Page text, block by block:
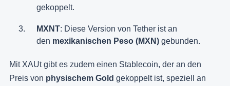
gekoppelt.
MXNT: Diese Version von Tether ist an
den mexikanischen Peso (MXN) gebunden.
Mit XAUt gibt es zudem einen Stablecoin, der an den
Preis von physischem Gold gekoppelt ist, speziell an